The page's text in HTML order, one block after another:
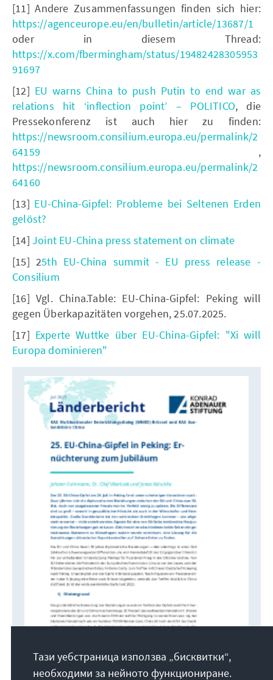
[11] Andere Zusammenfassungen finden sich hier:
https://agenceurope.eu/en/bulletin/article/13687/1
oder in diesem Thread:
https://x.com/fbermingham/status/19482428305953
91697
[12] EU warns China to push Putin to end war as
relations hit ‘inflection point’ – POLITICO, die
Pressekonferenz ist auch hier zu finden:
https://newsroom.consilium.europa.eu/permalink/2
64159 ,
https://newsroom.consilium.europa.eu/permalink/2
64160
[13] EU-China-Gipfel: Probleme bei Seltenen Erden
gelöst?
[14] Joint EU-China press statement on climate
[15] 25th EU-China summit - EU press release -
Consilium
[16] Vgl. China.Table: EU-China-Gipfel: Peking will
gegen Überkapazitäten vorgehen, 25.07.2025.
[17] Experte Wuttke über EU-China-Gipfel: "Xi will
Europa dominieren"
Тази уебстраница използва „бисквитки“,
необходими за нейното функциониране.